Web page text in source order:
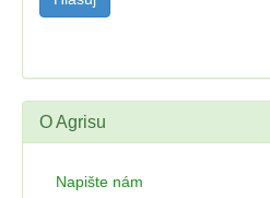
O Agrisu
Napište nám